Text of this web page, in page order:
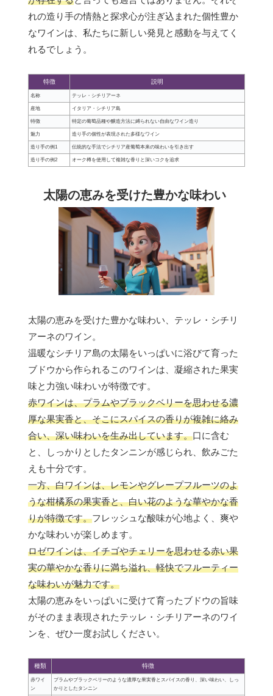
れの造り手の情熱と探求心が注ぎ込まれた個性豊か
なワインは、私たちに新しい発見と感動を与えてく
れるでしょう。
特徴 説明
名称 テッレ・シチリアーネ
産地 イタリア・シチリア島
特徴 特定の葡萄品種や醸造方法に縛られない自由なワイン造り
魅力 造り手の個性が表現された多様なワイン
造り手の例1 伝統的な手法でシチリア産葡萄本来の味わいを引き出す
造り手の例2 オーク樽を使用して複雑な香りと深いコクを追求
太陽の恵みを受けた豊かな味わい
太陽の恵みを受けた豊かな味わい、テッレ・シチリ
アーネのワイン。
温暖なシチリア島の太陽をいっぱいに浴びて育った
ブドウから作られるこのワインは、凝縮された果実
味と力強い味わいが特徴です。
赤ワインは、プラムやブラックベリーを思わせる濃
厚な果実香と、そこにスパイスの香りが複雑に絡み
合い、深い味わいを生み出しています。口に含む
と、しっかりとしたタンニンが感じられ、飲みごた
えも十分です。
一方、白ワインは、レモンやグレープフルーツのよ
うな柑橘系の果実香と、白い花のような華やかな香
りが特徴です。フレッシュな酸味が心地よく、爽や
かな味わいが楽しめます。
ロゼワインは、イチゴやチェリーを思わせる赤い果
実の華やかな香りに満ち溢れ、軽快でフルーティー
な味わいが魅力です。
太陽の恵みをいっぱいに受けて育ったブドウの旨味
がそのまま表現されたテッレ・シチリアーネのワイ
ンを、ぜひ一度お試しください。
種類 特徴
赤ワイ
ン
プラムやブラックベリーのような濃厚な果実香とスパイスの香り、深い味わい、しっ
かりとしたタンニン